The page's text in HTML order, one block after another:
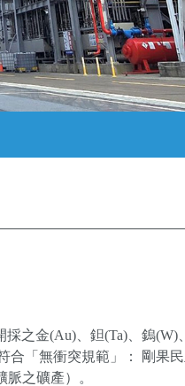
金(Au)、鉭(Ta)、鎢(W)
「無衝突規範」： 剛果
之礦產）。